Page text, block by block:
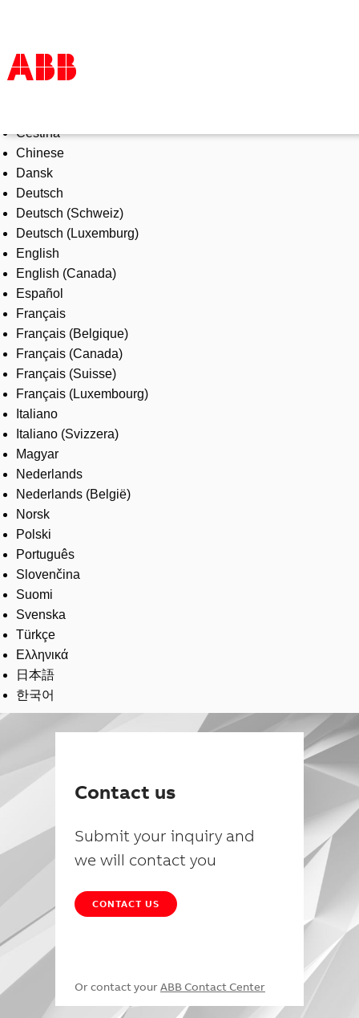
Products & Solutions
Industries
Services
About us
Where to buy
Contact us
Careers
Čeština
Chinese
Dansk
Deutsch
Deutsch (Schweiz)
Deutsch (Luxemburg)
English
English (Canada)
Español
Français
Français (Belgique)
Français (Canada)
Français (Suisse)
Français (Luxembourg)
Italiano
Italiano (Svizzera)
Magyar
Nederlands
Nederlands (België)
Norsk
Polski
Português
Slovenčina
Suomi
Svenska
Türkçe
Ελληνικά
日本語
한국어
Contact us
Submit your inquiry and
we will contact you
CONTACT US
Or contact your ABB Contact Center